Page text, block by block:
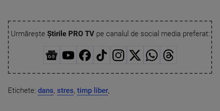
Urmărește Știrile PRO TVpe canalul de social media preferat:
Etichete: dans, stres, timp liber,